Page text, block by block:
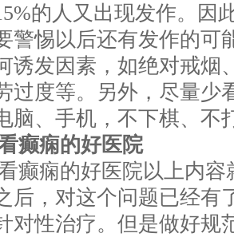
的人又出现发作。因
警惕以后还有发作的可
诱发因素，如绝对戒烟
过度等。另外，尽量少
脑、手机，不下棋、不
癫痫的好医院
痫的好医院以上内容
后，对这个问题已经有
对性治疗。但是做好规